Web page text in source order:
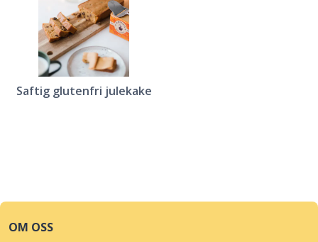
Saftig glutenfri julekake
OM OSS